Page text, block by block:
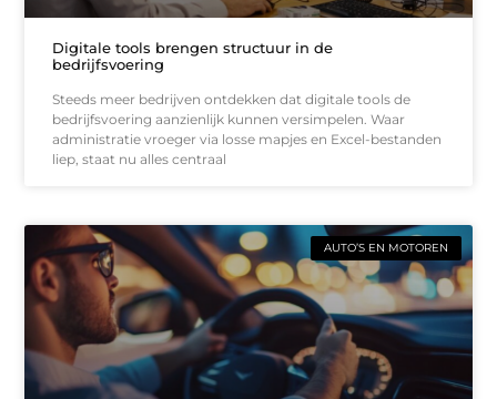
Digitale tools brengen structuur in de
bedrijfsvoering
Steeds meer bedrijven ontdekken dat digitale tools de
bedrijfsvoering aanzienlijk kunnen versimpelen. Waar
administratie vroeger via losse mapjes en Excel-bestanden
liep, staat nu alles centraal
AUTO’S EN MOTOREN